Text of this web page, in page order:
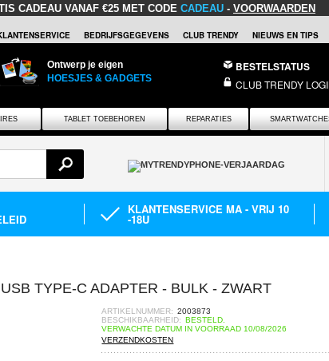
CADEAU VANAF €25 MET CODE CADEAU - VOORWAARDEN
BEDRIJFSGEGEVENS CLUB TRENDY NIEUWS EN TIPS
Ontwerp je eigen
HOESJES & GADGETS
BESTELSTATUS
CLUB TRENDY
TABLET TOEBEHOREN REPARATIES
KLANTENSERVICE MA - VRIJ 10
-18U
TYPE-C ADAPTER - BULK - ZWART
ARTIKELNUMMER: 2003873
BESCHIKBAARHEID: BESTELD.
VERWACHTE DATUM IN VOORRAAD 10/08/2026
VERZENDKOSTEN